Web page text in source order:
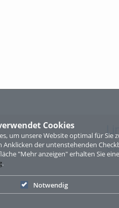
Cookies
um unsere Website optimal für
Anklicken der untenstehenden
"Mehr anzeigen" erhalten Sie
.
Notwendig